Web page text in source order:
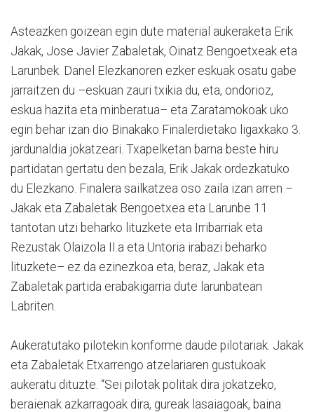
Asteazken goizean egin dute material aukeraketa Erik
Jakak, Jose Javier Zabaletak, Oinatz Bengoetxeak eta
Larunbek. Danel Elezkanoren ezker eskuak osatu gabe
jarraitzen du –eskuan zauri txikia du, eta, ondorioz,
eskua hazita eta minberatua– eta Zaratamokoak uko
egin behar izan dio Binakako Finalerdietako ligaxkako 3.
jardunaldia jokatzeari. Txapelketan barna beste hiru
partidatan gertatu den bezala, Erik Jakak ordezkatuko
du Elezkano. Finalera sailkatzea oso zaila izan arren –
Jakak eta Zabaletak Bengoetxea eta Larunbe 11
tantotan utzi beharko lituzkete eta Irribarriak eta
Rezustak Olaizola II.a eta Untoria irabazi beharko
lituzkete– ez da ezinezkoa eta, beraz, Jakak eta
Zabaletak partida erabakigarria dute larunbatean
Labriten.
Aukeratutako pilotekin konforme daude pilotariak. Jakak
eta Zabaletak Etxarrengo atzelariaren gustukoak
aukeratu dituzte. “Sei pilotak politak dira jokatzeko,
beraienak azkarragoak dira, gureak lasaiagoak, baina